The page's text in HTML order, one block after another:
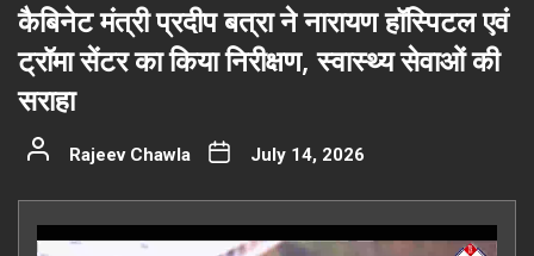
कैबिनेट मंत्री प्रदीप बत्रा ने नारायण हॉस्पिटल एवं
ट्रॉमा सेंटर का किया निरीक्षण, स्वास्थ्य सेवाओं की
सराहा
Rajeev Chawla July 14, 2026